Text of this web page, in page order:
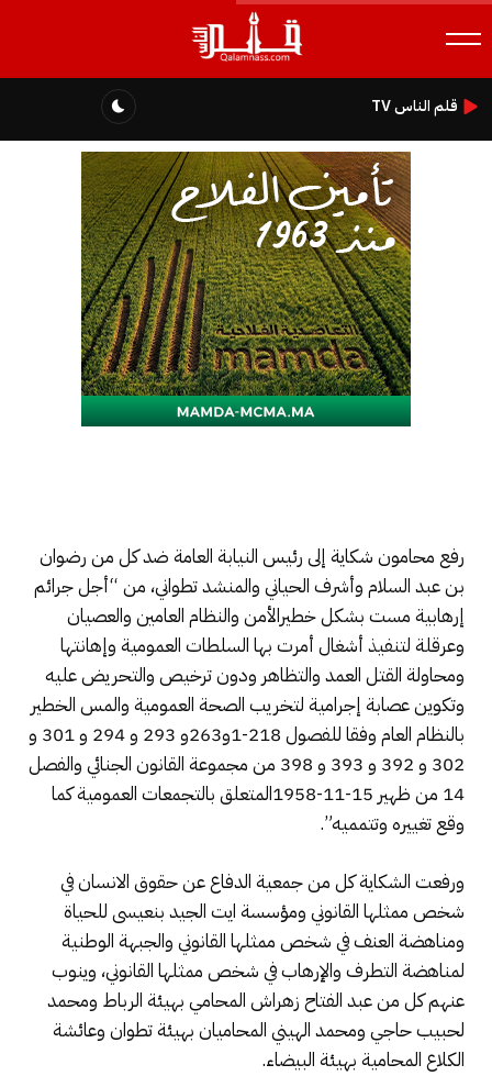
قلم الناس TV
رفع محامون شكاية إلى رئيس النيابة العامة ضد كل من رضوان
بن عبد السلام وأشرف الحياني والمنشد تطواني، من “أجل جرائم
إرهابية مست بشكل خطيرالأمن والنظام العامين والعصيان
وعرقلة لتنفيذ أشغال أمرت بها السلطات العمومية وإهانتها
ومحاولة القتل العمد والتظاهر ودون ترخيص والتحريض عليه
وتكوين عصابة إجرامية لتخريب الصحة العمومية والمس الخطير
بالنظام العام وفقا للفصول 218-1و263و 293 و 294 و 301 و
302 و 392 و 393 و 398 من مجموعة القانون الجنائي والفصل
14 من ظهير 15-11-1958المتعلق بالتجمعات العمومية كما
وقع تغييره وتتمميه”.
ورفعت الشكاية كل من جمعية الدفاع عن حقوق الانسان في
شخص ممثلها القانوني ومؤسسة ايت الجيد بنعيسى للحياة
ومناهضة العنف في شخص ممثلها القانوني والجبهة الوطنية
لمناهضة التطرف والإرهاب في شخص ممثلها القانوني، وينوب
عنهم كل من عبد الفتاح زهراش المحامي بهيئة الرباط ومحمد
لحبيب حاجي ومحمد الهيني المحاميان بهيئة تطوان وعائشة
الكلاع المحامية بهيئة البيضاء.